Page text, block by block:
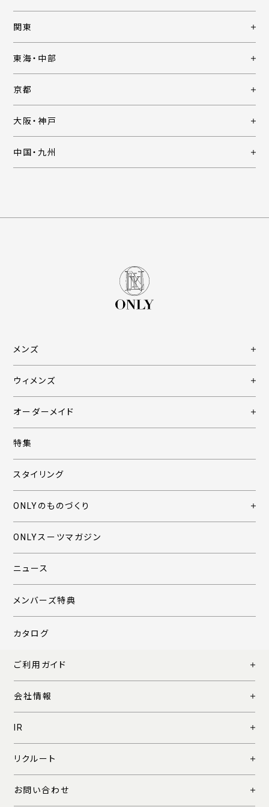
関東
東海・中部
京都
大阪・神戸
中国・九州
メンズ
ウィメンズ
オーダーメイド
特集
スタイリング
ONLYのものづくり
ONLYスーツマガジン
ニュース
メンバーズ特典
カタログ
ご利用ガイド
会社情報
IR
リクルート
お問い合わせ